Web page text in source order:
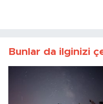
Bunlar da ilginizi